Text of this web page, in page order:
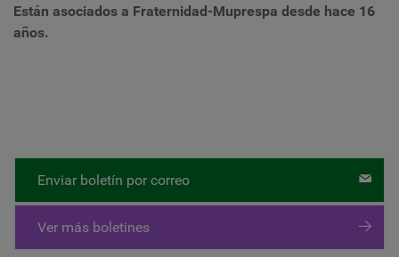
Están asociados a Fraternidad-Muprespa desde hace 16
años.
Enviar boletín por correo
Ver más boletines